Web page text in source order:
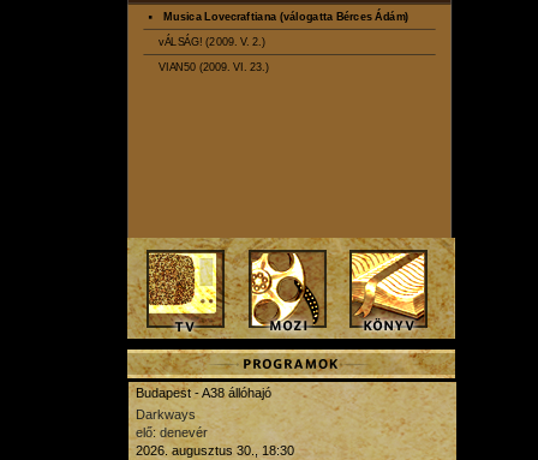
Budapest - A38 állóhajó
Darkways
elő: denevér
2026. augusztus 30., 18:30